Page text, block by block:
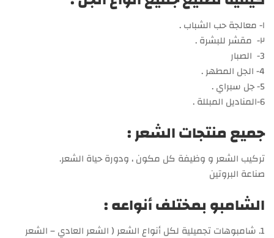
١- معالجة حب الشباب .
٢- مقشر للبشرة .
3- الصبار
4- الجل المطهر .
5- جل سبراي .
6-المناديل المبللة .
جميع منتجات الشعر :
تركيب الشعر و وظيفة كل مكون ، ودورة حياة الشعر.
صناعة البروتين
الشامبو بمختلف أنواعه :
1. شامبوهات تجميلية لكل أنواع الشعر ( الشعر العادي – الشعر